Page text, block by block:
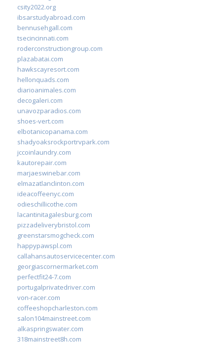
csity2022.org
ibsarstudyabroad.com
bennusehgall.com
tsecincinnati.com
roderconstructiongroup.com
plazabatai.com
hawkscayresort.com
hellonquads.com
diarioanimales.com
decogaleri.com
unavozparadios.com
shoes-vert.com
elbotanicopanama.com
shadyoaksrockportrvpark.com
jccoinlaundry.com
kautorepair.com
marjaeswinebar.com
elmazatlanclinton.com
ideacoffeenyc.com
odieschillicothe.com
lacantinitagalesburg.com
pizzadeliverybristol.com
greenstarsmogcheck.com
happypawspl.com
callahansautoservicecenter.com
georgiascornermarket.com
perfectfit24-7.com
portugalprivatedriver.com
von-racer.com
coffeeshopcharleston.com
salon104mainstreet.com
alkaspringswater.com
318mainstreet8h.com